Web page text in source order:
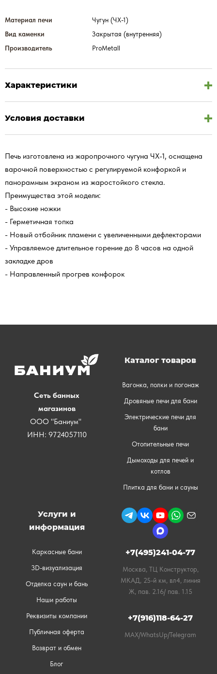
Материал печи
Чугун (ЧХ-1)
Вид каменки
Закрытая (внутренняя)
Производитель
ProMetall
Характеристики
Условия доставки
Печь изготовлена из жаропрочного чугуна ЧХ-1, оснащена
варочной поверхностью с регулируемой конфоркой и
панорамным экраном из жаростойкого стекла.
Преимущества этой модели:
- Высокие ножки
- Герметичная топка
- Новый отбойник пламени с увеличенными дефлекторами
- Управляемое длительное горение до 8 часов на одной
закладке дров
- Направленный прогрев конфорок
Сеть банных
магазинов
ООО "Баниум"
ИНН: 9724057110
Каталог товаров
Вагонка, полки и погонаж
Дровяные печи для бани
Электрические печи для
бани
Отопительные печи
Дымоходы для печей и
котлов
Плитка для бани и сауны
Услуги и
информация
Каркасные бани
3D-визуализация
Отделка саун и бань
Наши работы
Реквизиты компании
Публичная оферта
Возврат и обмен
Блог
+7(495)241-04-77
Москва, ТЦ Конструктор,
МКАД, 25-й км, вл4, линия
Ж, пав. 2.16/ пав. 1.15
+7(916)118-64-27
MAX/WhatsUp/Telegram